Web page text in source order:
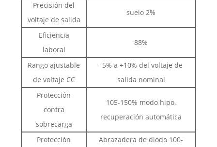
Precisión del
voltaje de salida
suelo 2%
Eficiencia
laboral
88%
Rango ajustable
de voltaje CC
-5% a +10% del voltaje de
salida nominal
Protección
contra
sobrecarga
105-150% modo hipo,
recuperación automática
Protección
Abrazadera de diodo 100-